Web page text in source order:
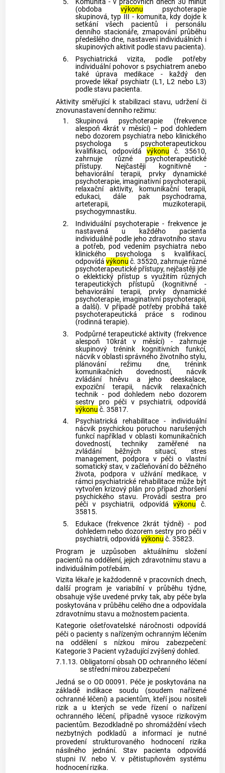
5.
Komunita - v pracovních dnech 30 minut
(obdobavýkonu psychoterapie
skupinová, typ III - komunita, kdy dojde k
setkání všech pacientů i personálu
denního stacionáře, zmapování průběhu
předešlého dne, nastavení individuálních i
skupinových aktivit podle stavu pacienta).
6.
Psychiatrická vizita, podle potřeby
individuální pohovor s psychiatrem anebo
také úprava medikace - každý den
provede lékař psychiatr (L1, L2 nebo L3)
podle stavu pacienta.
Aktivity směřující k stabilizaci stavu, udržení či
znovunastavení denního režimu:
1.
Skupinová psychoterapie (frekvence
alespoň 4krát v měsíci) – pod dohledem
nebo dozorem psychiatra nebo klinického
psychologa s psychoterapeutickou
kvalifikací, odpovídá výkonu č. 35610,
zahrnuje různé psychoterapeutické
přístupy. Nejčastěji kognitivně -
behaviorální terapii, prvky dynamické
psychoterapie, imaginativní psychoterapii,
relaxační aktivity, komunikační terapii,
edukaci, dále pak psychodrama,
arteterapii, muzikoterapii,
psychogymnastiku.
2.
Individuální psychoterapie - frekvence je
nastavená u každého pacienta
individuálně podle jeho zdravotního stavu
a potřeb, pod vedením psychiatra nebo
klinického psychologa s kvalifikací,
odpovídá výkonu č. 35520, zahrnuje různé
psychoterapeutické přístupy, nejčastěji jde
o eklektický přístup s využitím různých
terapeutických přístupů (kognitivně -
behaviorální terapii, prvky dynamické
psychoterapie, imaginativní psychoterapii,
a další). V případě potřeby probíhá také
psychoterapeutická práce s rodinou
(rodinná terapie).
3.
Podpůrné terapeutické aktivity (frekvence
alespoň 10krát v měsíci) - zahrnuje
skupinový trénink kognitivních funkcí,
nácvik v oblasti správného životního stylu,
plánování režimu dne, trénink
komunikačních dovedností, nácvik
zvládání hněvu a jeho deeskalace,
expoziční terapii, nácvik relaxačních
technik - pod dohledem nebo dozorem
sestry pro péči v psychiatrii, odpovídá
výkonu č. 35817.
4.
Psychiatrická rehabilitace - individuální
nácvik psychickou poruchou narušených
funkcí například v oblasti komunikačních
dovedností, techniky zaměřené na
zvládání běžných situací, stres
management, podpora v péči o vlastní
somatický stav, v začleňování do běžného
života, podpora v užívání medikace, v
rámci psychiatrické rehabilitace může být
vytvořen krizový plán pro případ zhoršení
psychického stavu. Provádí sestra pro
péči v psychiatrii, odpovídávýkonu č.
35815.
5.
Edukace (frekvence 2krát týdně) - pod
dohledem nebo dozorem sestry pro péči v
psychiatrii, odpovídá výkonu č. 35823.
Program je uzpůsoben aktuálnímu složení
pacientů na oddělení, jejich zdravotnímu stavu a
individuálním potřebám.
Vizita lékaře je každodenně v pracovních dnech,
další program je variabilní v průběhu týdne,
obsahuje výše uvedené prvky tak, aby péče byla
poskytována v průběhu celého dne a odpovídala
zdravotnímu stavu a možnostem pacienta.
Kategorie ošetřovatelské náročnosti odpovídá
péči o pacienty s nařízeným ochranným léčením
na oddělení s nízkou mírou zabezpečení:
Kategorie 3 Pacient vyžadující zvýšený dohled.
7.1.13. Obligatorní obsah OD ochranného léčení
se střední mírou zabezpečení
Jedná se o OD 00091. Péče je poskytována na
základě indikace soudu (soudem nařízené
ochranné léčení) a pacientům, kteří jsou nositeli
rizik a u kterých se vede řízení o nařízení
ochranného léčení, případně vysoce rizikovým
pacientům. Bezodkladně po shromáždění všech
nezbytných podkladů a informací je nutné
provedení strukturovaného hodnocení rizika
násilného jednání. Stav pacienta odpovídá
stupni IV. nebo V. v pětistupňovém systému
hodnocení rizika.